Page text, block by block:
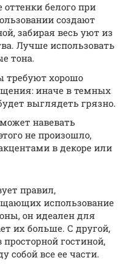
белого при
создают
забирая весь уют из
Лучше использовать
тона.
требуют хорошо
иначе в темных
выглядеть грязно.
навевать
не произошло,
в декоре или
правил,
использование
он идеален для
их больше. С другой,
гостиной,
собой все ее части.